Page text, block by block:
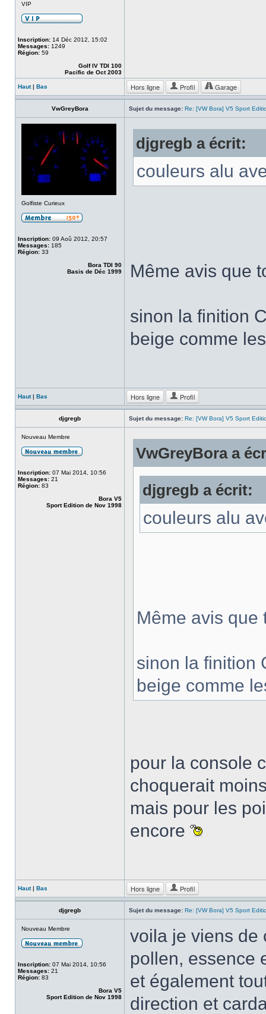
VIP
Inscription: 14 Déc 2012, 15:02
Messages: 1249
Région: 59
Golf IV TDI 100
Pacific de Oct 2003
Haut| Bas Hors ligne Profil Garage
VwGreyBora Sujet du message: Re: [VW Bora] V5 Sport
Golfiste Curieux
Inscription: 09 Aoû 2012, 20:57
Messages: 185
Région: 33
Bora TDI 90
Basis de Déc 1999
djgregb a écrit:
couleurs alu
Même avis que
sinon la finition
beige comme
Haut| Bas Hors ligne Profil
djgregb Sujet du message: Re: [VW Bora] V5 Sport
Nouveau Membre
Inscription: 07 Mai 2014, 10:56
Messages: 21
Région: 83
Bora V5
Sport Edition de Nov 1998
VwGreyBora a
djgregb a écrit:
couleurs alu
Même avis
sinon la finition
beige comme
pour la console
choquerait
mais pour les
encore
Haut| Bas Hors ligne Profil
djgregb Sujet du message: Re: [VW Bora] V5 Sport
Nouveau Membre
Inscription: 07 Mai 2014, 10:56
Messages: 21
Région: 83
Bora V5
Sport Edition de Nov 1998
voila je viens de
pollen, essence
et également
direction et